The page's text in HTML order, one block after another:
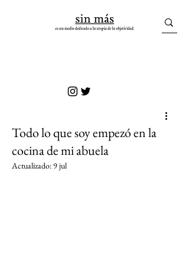
Todo lo que soy empezó en la
cocina de mi abuela
Actualizado: 9 jul